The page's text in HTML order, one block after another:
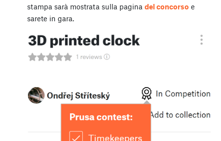
stampa sarà mostrata sulla pagina del concorso e
sarete in gara.